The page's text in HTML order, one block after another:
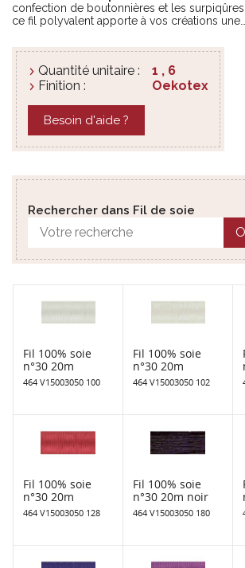
confection de boutonnières et les surpiqûres
ce fil polyvalent apporte à vos créations une
Quantité unitaire :
1 , 6
Finition :
Oekotex
Besoin d'aide ?
Rechercher dans Fil de soie
Fil 100% soie
n°30 20m
464 V15003050 100
Fil 100% soie
n°30 20m
464 V15003050 102
Fil 100% soie
n°30 20m
464 V15003050 128
Fil 100% soie
n°30 20m noir
464 V15003050 180